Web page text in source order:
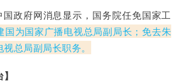
政府网消息显示，国务院任免国家工
国为国家广播电视总局副局长；免去朱
总局副局长职务。